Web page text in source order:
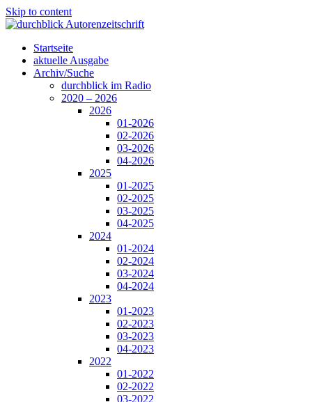
Skip to content
Startseite
aktuelle Ausgabe
Archiv/Suche
durchblick im Radio
2020 – 2026
2026
01-2026
02-2026
03-2026
04-2026
2025
01-2025
02-2025
03-2025
04-2025
2024
01-2024
02-2024
03-2024
04-2024
2023
01-2023
02-2023
03-2023
04-2023
2022
01-2022
02-2022
03-2022